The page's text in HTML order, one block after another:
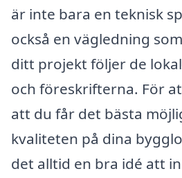
är inte bara en teknisk
också en vägledning
ditt projekt följer de
och föreskrifterna. För
att du får det bästa
kvaliteten på dina
det alltid en bra idé att